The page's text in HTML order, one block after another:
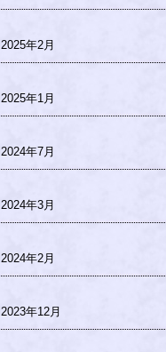
2025年2月
2025年1月
2024年7月
2024年3月
2024年2月
2023年12月